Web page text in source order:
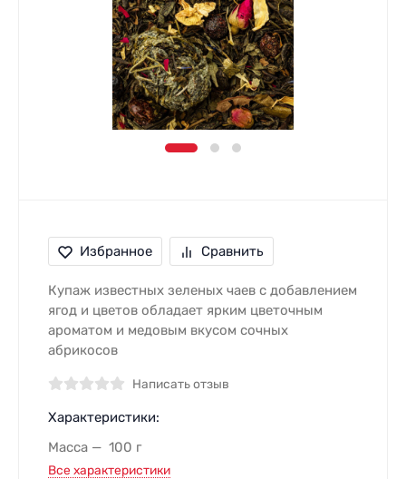
Избранное Сравнить
Купаж известных зеленых чаев с добавлением
ягод и цветов обладает ярким цветочным
ароматом и медовым вкусом сочных
абрикосов
Написать отзыв
Характеристики:
Масса
100 г
Все характеристики